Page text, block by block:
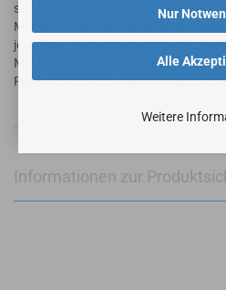
Alle
Nur
Weitere
sondern um alternative Ersatzfilter in
Markennamen und geschützte
jeweiligen Markennameninhaber. Die
Markennamen / Warenzeichen dient
Produktbeschreibung der
Informationen zur